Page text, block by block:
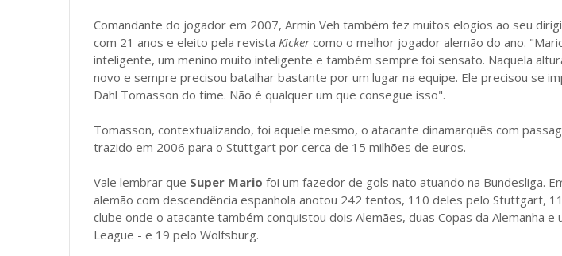
Comandante do jogador em 2007, Armin Veh também fez muitos elogios ao seu
com 21 anos e eleito pela revista Kickercomo o melhor jogador alemão do ano.
inteligente, um menino muito inteligente e também sempre foi sensato. Naquela
novo e sempre precisou batalhar bastante por um lugar na equipe. Ele precisou se
Dahl Tomasson do time. Não é qualquer um que consegue isso".
Tomasson, contextualizando, foi aquele mesmo, o atacante dinamarquês com
trazido em 2006 para o Stuttgart por cerca de 15 milhões de euros.
Vale lembrar que Super Mario foi um fazedor de gols nato atuando na Bundesliga.
alemão com descendência espanhola anotou 242 tentos, 110 deles pelo Stuttgart,
clube onde o atacante também conquistou dois Alemães, duas Copas da Alemanha e
League - e 19 pelo Wolfsburg.